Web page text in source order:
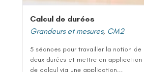
Calcul de durées
Grandeurs et mesures, CM2
5 séances pour travailler la notion
deux durées et mettre en application
de calcul via une application...